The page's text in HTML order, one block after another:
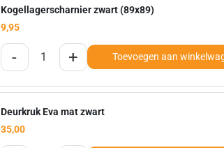
Kogellagerscharnier zwart (89x89)
9,95
- + Toevoegen aan
Deurkruk Eva mat zwart
35,00